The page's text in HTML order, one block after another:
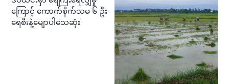
ကြောင့် ကောက်စိုက်သမ ၆ ဦး
ရေစီးနဲ့မျောပါသေဆုံး